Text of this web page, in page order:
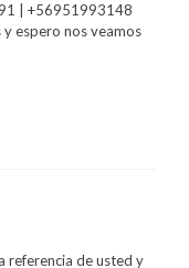
| +56951993148
espero nos veamos
referencia de usted y